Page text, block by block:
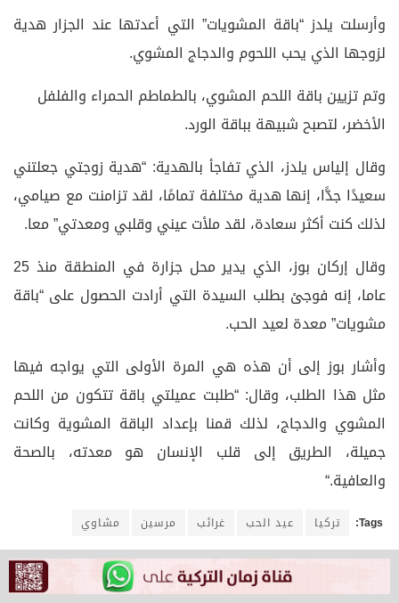
وأرسلت يلدز “باقة المشويات” التي أعدتها عند الجزار هدية
لزوجها الذي يحب اللحوم والدجاج المشوي.
وتم تزيين باقة اللحم المشوي، بالطماطم الحمراء والفلفل
الأخضر، لتصبح شبيهة بباقة الورد.
وقال إلياس يلدز، الذي تفاجأ بالهدية: “هدية زوجتي جعلتني
سعيدًا جدًّا، إنها هدية مختلفة تمامًا، لقد تزامنت مع صيامي،
لذلك كنت أكثر سعادة، لقد ملأت عيني وقلبي ومعدتي” معا.
وقال إركان بوز، الذي يدير محل جزارة في المنطقة منذ 25
عاما، إنه فوجئ بطلب السيدة التي أرادت الحصول على “باقة
مشويات” معدة لعيد الحب.
وأشار بوز إلى أن هذه هي المرة الأولى التي يواجه فيها
مثل هذا الطلب، وقال: “طلبت عميلتي باقة تتكون من اللحم
المشوي والدجاج، لذلك قمنا بإعداد الباقة المشوية وكانت
جميلة، الطريق إلى قلب الإنسان هو معدته، بالصحة
والعافية“.
Tags: تركيا عيد الحب غرائب مرسين مشاوي